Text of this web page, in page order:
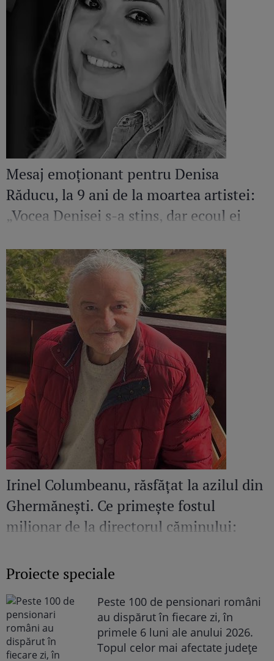
Mesaj emoționant pentru Denisa
Răducu, la 9 ani de la moartea artistei:
„Vocea Denisei s-a stins, dar ecoul ei
Irinel Columbeanu, răsfățat la azilul din
Ghermănești. Ce primește fostul
milionar de la directorul căminului:
Proiecte speciale
Peste 100 de pensionari români
au dispărut în fiecare zi, în
primele 6 luni ale anului 2026.
Topul celor mai afectate județe